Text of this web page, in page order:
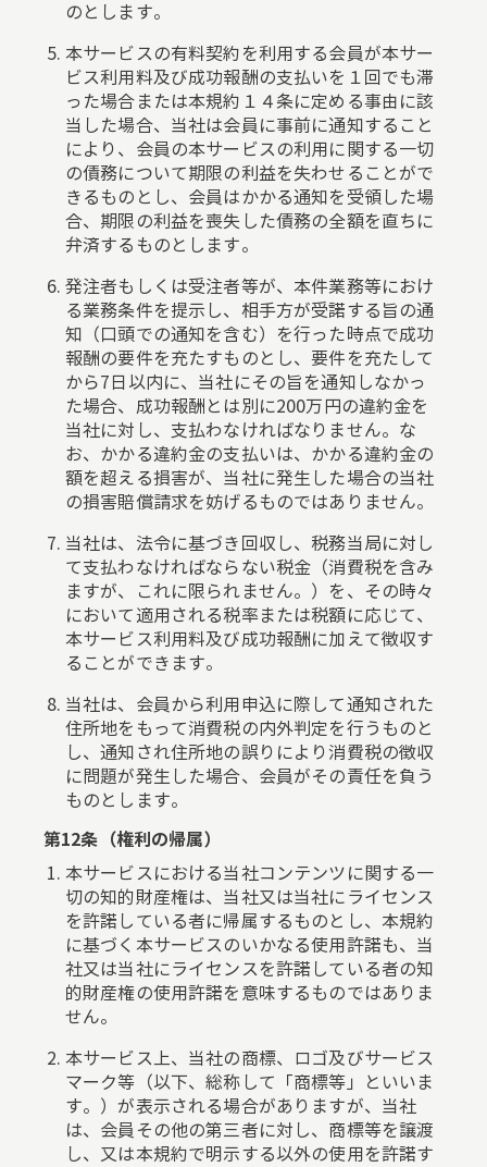
のとします。
本サービスの有料契約を利用する会員が本サー
ビス利用料及び成功報酬の支払いを１回でも滞
った場合または本規約１４条に定める事由に該
当した場合、当社は会員に事前に通知すること
により、会員の本サービスの利用に関する一切
の債務について期限の利益を失わせることがで
きるものとし、会員はかかる通知を受領した場
合、期限の利益を喪失した債務の全額を直ちに
弁済するものとします。
発注者もしくは受注者等が、本件業務等におけ
る業務条件を提示し、相手方が受諾する旨の通
知（口頭での通知を含む）を行った時点で成功
報酬の要件を充たすものとし、要件を充たして
から7日以内に、当社にその旨を通知しなかっ
た場合、成功報酬とは別に200万円の違約金を
当社に対し、支払わなければなりません。な
お、かかる違約金の支払いは、かかる違約金の
額を超える損害が、当社に発生した場合の当社
の損害賠償請求を妨げるものではありません。
当社は、法令に基づき回収し、税務当局に対し
て支払わなければならない税金（消費税を含み
ますが、これに限られません。）を、その時々
において適用される税率または税額に応じて、
本サービス利用料及び成功報酬に加えて徴収す
ることができます。
当社は、会員から利用申込に際して通知された
住所地をもって消費税の内外判定を行うものと
し、通知され住所地の誤りにより消費税の徴収
に問題が発生した場合、会員がその責任を負う
ものとします。
第12条（権利の帰属）
本サービスにおける当社コンテンツに関する一
切の知的財産権は、当社又は当社にライセンス
を許諾している者に帰属するものとし、本規約
に基づく本サービスのいかなる使用許諾も、当
社又は当社にライセンスを許諾している者の知
的財産権の使用許諾を意味するものではありま
せん。
本サービス上、当社の商標、ロゴ及びサービス
マーク等（以下、総称して「商標等」といいま
す。）が表示される場合がありますが、当社
は、会員その他の第三者に対し、商標等を譲渡
し、又は本規約で明示する以外の使用を許諾す